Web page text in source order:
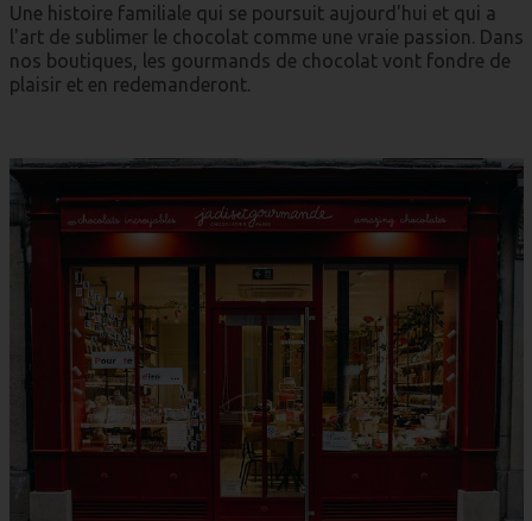
Une histoire familiale qui se poursuit aujourd'hui et qui a
l'art de sublimer le chocolat comme une vraie passion. Dans
nos boutiques, les gourmands de chocolat vont fondre de
plaisir et en redemanderont.